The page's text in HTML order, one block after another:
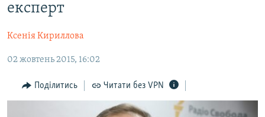
до
основної
Перейти
пошуку
БЛОГИ
ПОГЛЯД
ІНТЕРВ'Ю
експерт
Ксенія Кириллова
02 жовтень 2015, 16:02
Поділитись Читати без VPN